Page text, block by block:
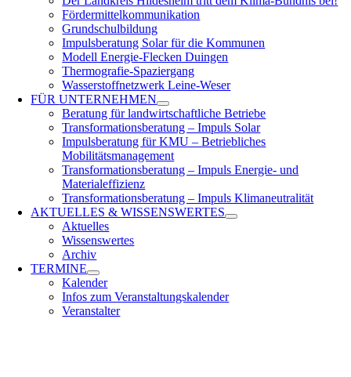
Fördermittelkommunikation
Grundschulbildung
Impulsberatung Solar für die Kommunen
Modell Energie-Flecken Duingen
Thermografie-Spaziergang
Wasserstoffnetzwerk Leine-Weser
FÜRUNTERNEHMEN
Beratung für landwirtschaftliche Betriebe
Transformationsberatung – Impuls Solar
Impulsberatung für KMU – Betriebliches
Mobilitätsmanagement
Transformationsberatung – Impuls Energie- und
Materialeffizienz
Transformationsberatung – Impuls Klimaneutralität
AKTUELLES &WISSENSWERTES
Aktuelles
Wissenswertes
Archiv
TERMINE
Kalender
Infos zum Veranstaltungskalender
Veranstalter